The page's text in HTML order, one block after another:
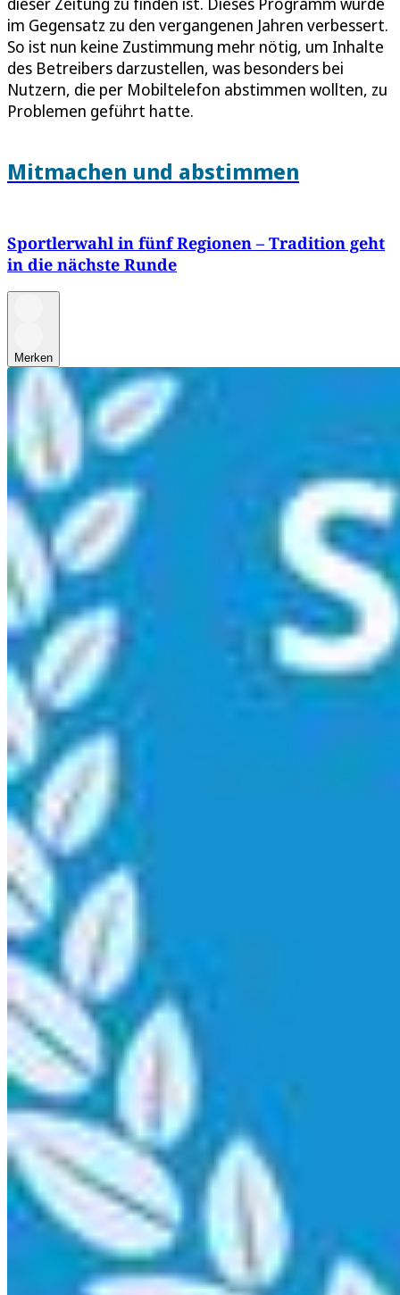
im Gegensatz zu den vergangenen Jahren verbessert.
So ist nun keine Zustimmung mehr nötig, um Inhalte
des Betreibers darzustellen, was besonders bei
Nutzern, die per Mobiltelefon abstimmen wollten, zu
Problemen geführt hatte.
Mitmachen und abstimmen
Sportlerwahl in fünf Regionen – Tradition geht
in die nächste Runde
Merken